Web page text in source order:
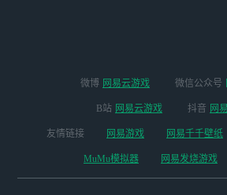
微博 网易云游戏 微信公众号
B站 网易云游戏 抖音 网
友情链接 网易游戏 网易千千壁纸
MuMu模拟器 网易发烧游戏